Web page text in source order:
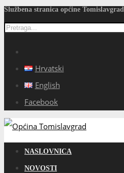
Službena stranica općine Tomislavgrad
Hrvatski
English
Facebook
NASLOVNICA
NOVOSTI